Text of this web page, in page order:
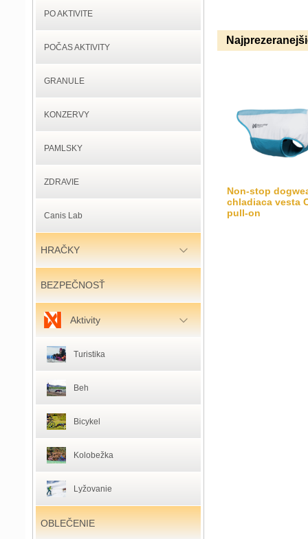
PO AKTIVITE
POČAS AKTIVITY
GRANULE
KONZERVY
PAMLSKY
ZDRAVIE
Canis Lab
HRAČKY
BEZPEČNOSŤ
Aktivity
Turistika
Beh
Bicykel
Kolobežka
Lyžovanie
OBLEČENIE
Non-stop
chladiaca vesta
pull-on